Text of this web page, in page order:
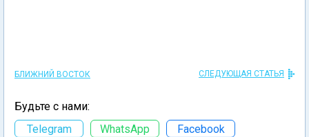
БЛИЖНИЙ ВОСТОК СЛЕДУЮЩАЯ СТАТЬЯ
Будьте с нами:
Telegram
WhatsApp Facebook